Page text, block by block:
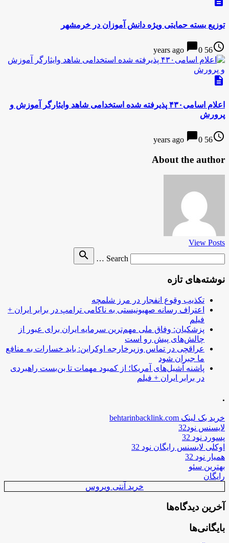
توزیع بسته حمایتی ویژه دانش آموزان در خرمشهر
access_time
56 years ago
chat_bubble0
description
اعلام اسامی۴۳۰ پذیرفته شده استخدامی شاهد وایثارگر آموزش و
پرورش
access_time
56 years ago
chat_bubble0
About the author
View Posts
Search
Search …
search
نوشته‌های تازه
تکذیب وقوع انفجار در مرز شلمچه
اعتراف رسانه صهیونیستی به ناکامی ترامپ در برابر ایران +
فیلم
پزشکیان: وفاق ملی مهم‌ترین سرمایه ایران برای عبور از
چالش‌های پیش رو است
عراقچی در تماس وزیرخارجه اوکراین: باید خسارات به منافع
ما جبران شود
پاشنه آشیل‌های آمریکا؛ از کمبود مهمات تا بن‌بست راهبردی
در برابر ایران + فیلم
.
خرید بک لینک behtarinbacklink.com
لایسنس نود32
پسورد نود 32
اوکلی لایسنس رایگان نود 32
همیار نود 32
بهترین سئو
رایگان
خرید آنتی ویروس
آخرین دیدگاه‌ها
بایگانی‌ها